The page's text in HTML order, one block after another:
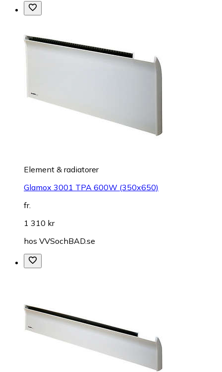
Element & radiatorer
Glamox 3001 TPA 600W (350x650)
fr.
1 310 kr
hos VVSochBAD.se